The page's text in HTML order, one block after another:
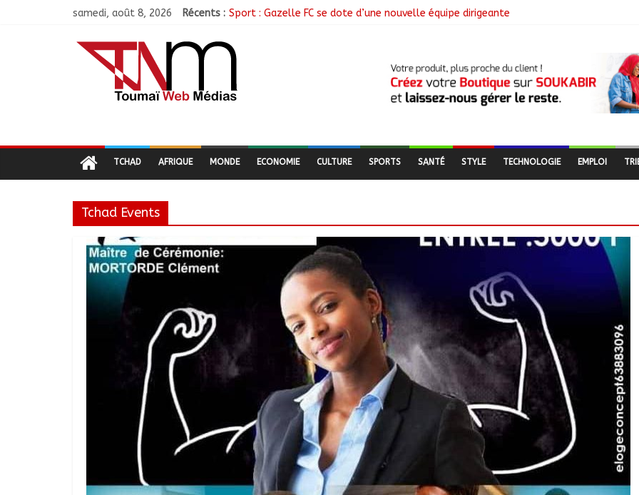
samedi, août 8, 2026 Récents : Sport : Gazelle FC se dote d’une nouvelle équipe dirigeante
Politique : Le RPC lance l’opération de dépôt des demandes de cartes d’adhésion
Ati : Une journée de salubrité organisée au marché moderne
TCHAD AFRIQUE MONDE ECONOMIE CULTURE SPORTS SANTÉ STYLE TECHNOLOGIE EMPLOI
Tchad Events